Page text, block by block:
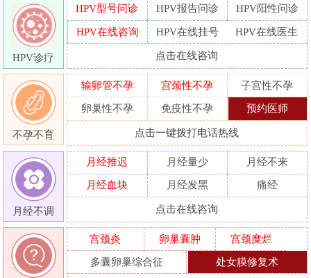
HPV诊疗
HPV型号问诊 HPV报告问诊
HPV阳性问诊
HPV在线咨询
HPV在线挂号 HPV在线医生
点击在线咨询
不孕不育
输卵管不孕 宫颈性不孕
子宫性不孕
卵巢性不孕
免疫性不孕 预约医师
点击一键拨打电话热线
月经不调
月经推迟 月经量少
月经不来
月经血块
月经发黑 痛经
点击在线咨询
宫颈炎 卵巢囊肿
宫颈糜烂
多囊卵巢综合征
处女膜修复术